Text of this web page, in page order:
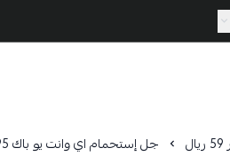
جل إستحمام اي وانت يو باك 295 مل